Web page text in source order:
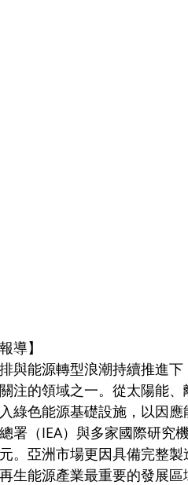
導】
與能源轉型浪潮持續推進
注的領域之一。從太陽能
綠色能源基礎設施，以因
署（IEA）與多家國際研究
。亞洲市場更因具備完整
生能源產業最重要的發展區